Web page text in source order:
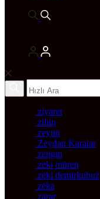
ziyaret
zihin
zeytin
Zeydan Karalar
zengin
zeki müren
zeki demirkubuz
zeka
zarar